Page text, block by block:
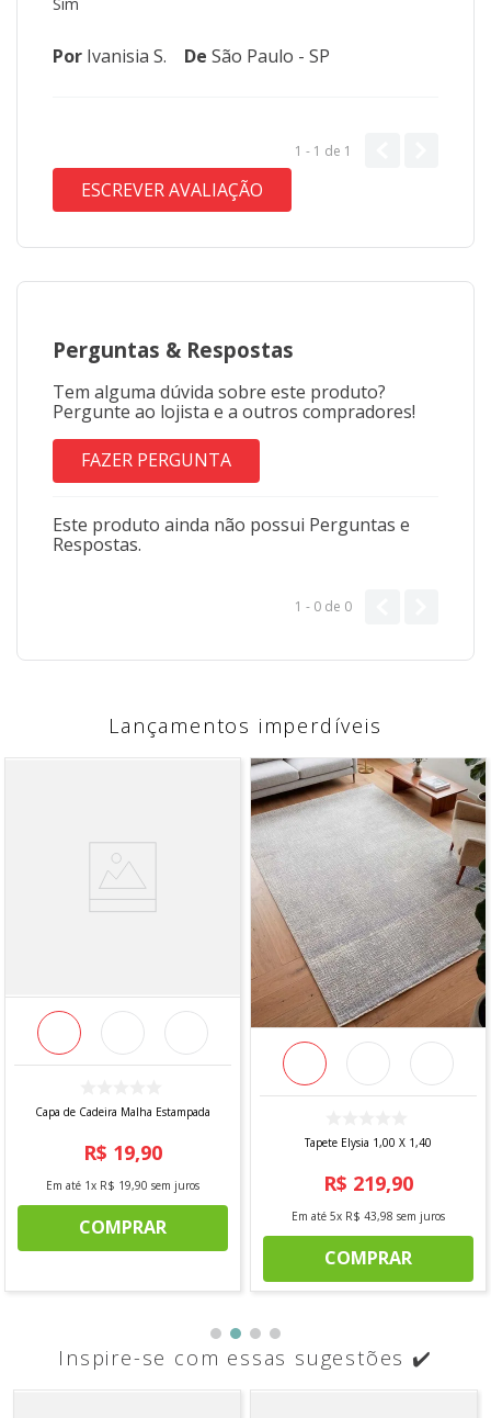
Sim
Por Ivanisia S. De São Paulo - SP
1 - 1 de 1
ESCREVER AVALIAÇÃO
Perguntas & Respostas
Tem alguma dúvida sobre este produto?
Pergunte ao lojista e a outros compradores!
FAZER PERGUNTA
Este produto ainda não possui Perguntas e
Respostas.
1 - 0 de 0
Lançamentos imperdíveis
Capa de Cadeira Malha Estampada
R$ 19,90
Em até 1x R$ 19,90 sem juros
COMPRAR
Tapete Elysia 1,00 X 1,40
R$ 219,90
Em até 5x R$ 43,98 sem juros
COMPRAR
Inspire-se com essas sugestões ✔️